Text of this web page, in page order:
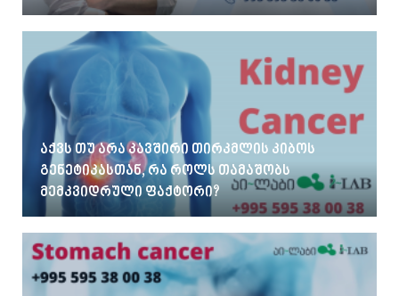
აქვს თუ არა კავშირი თირკმლის კიბოს
გენეტიკასთან, რა როლს თამაშობს
მემკვიდრული ფაქტორი?